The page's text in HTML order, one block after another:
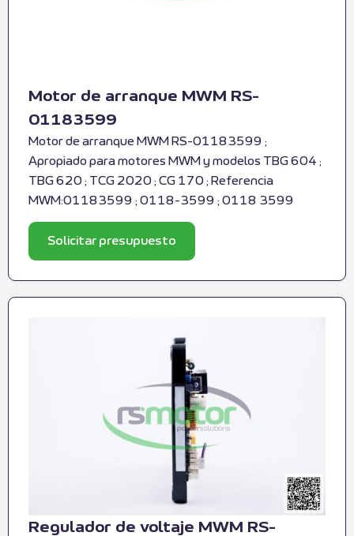
Motor de arranque MWM RS-
01183599
Motor de arranque MWM RS-01183599 ;
Apropiado para motores MWM y modelos TBG 604 ;
TBG 620 ; TCG 2020 ; CG 170 ; Referencia
MWM:01183599 ; 0118-3599 ; 0118 3599
Solicitar presupuesto
Regulador de voltaje MWM RS-